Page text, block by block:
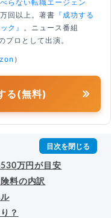
らない転職エージェン
回以上。著書 『成功する
ク』
。ニュース番組
プロとして出演。
）
る(無料)
万円が目安
料の内訳
？